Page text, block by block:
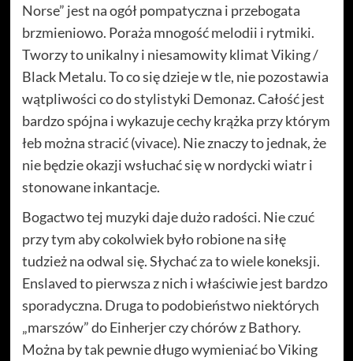
Norse” jest na ogół pompatyczna i przebogata
brzmieniowo. Poraża mnogość melodii i rytmiki.
Tworzy to unikalny i niesamowity klimat Viking /
Black Metalu. To co się dzieje w tle, nie pozostawia
wątpliwości co do stylistyki Demonaz. Całość jest
bardzo spójna i wykazuje cechy krążka przy którym
łeb można stracić (vivace). Nie znaczy to jednak, że
nie będzie okazji wsłuchać się w nordycki wiatr i
stonowane inkantacje.
Bogactwo tej muzyki daje dużo radości. Nie czuć
przy tym aby cokolwiek było robione na siłę
tudzież na odwal się. Słychać za to wiele koneksji.
Enslaved to pierwsza z nich i właściwie jest bardzo
sporadyczna. Druga to podobieństwo niektórych
„marszów” do Einherjer czy chórów z Bathory.
Można by tak pewnie długo wymieniać bo Viking